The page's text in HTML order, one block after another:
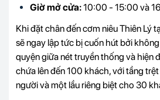
Giờ mở cửa:10:00 - 15:00 và
Khi đặt chân đến cơm niêu Thiên Lý
sẽ ngay lập tức bị cuốn hút bởi
quyện giữa nét truyền thống và hiện
chứa lên đến 100 khách, với tầng
người và một lầu riêng biệt cho 30